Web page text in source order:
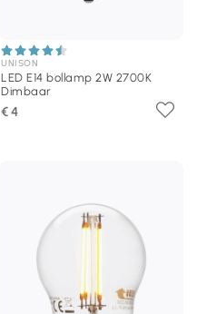
UNISON
LED E14 bollamp 2W 2700K
Dimbaar
€ 4